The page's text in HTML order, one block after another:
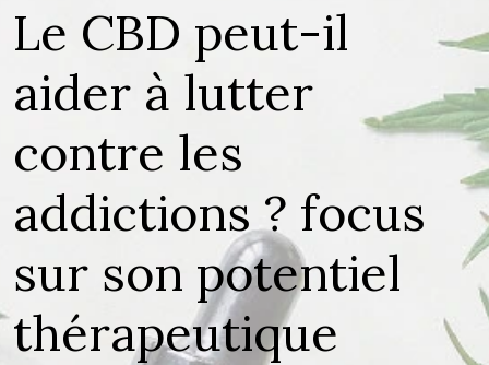
Le CBD peut-il
aider à lutter
contre les
addictions ? focus
sur son potentiel
thérapeutique